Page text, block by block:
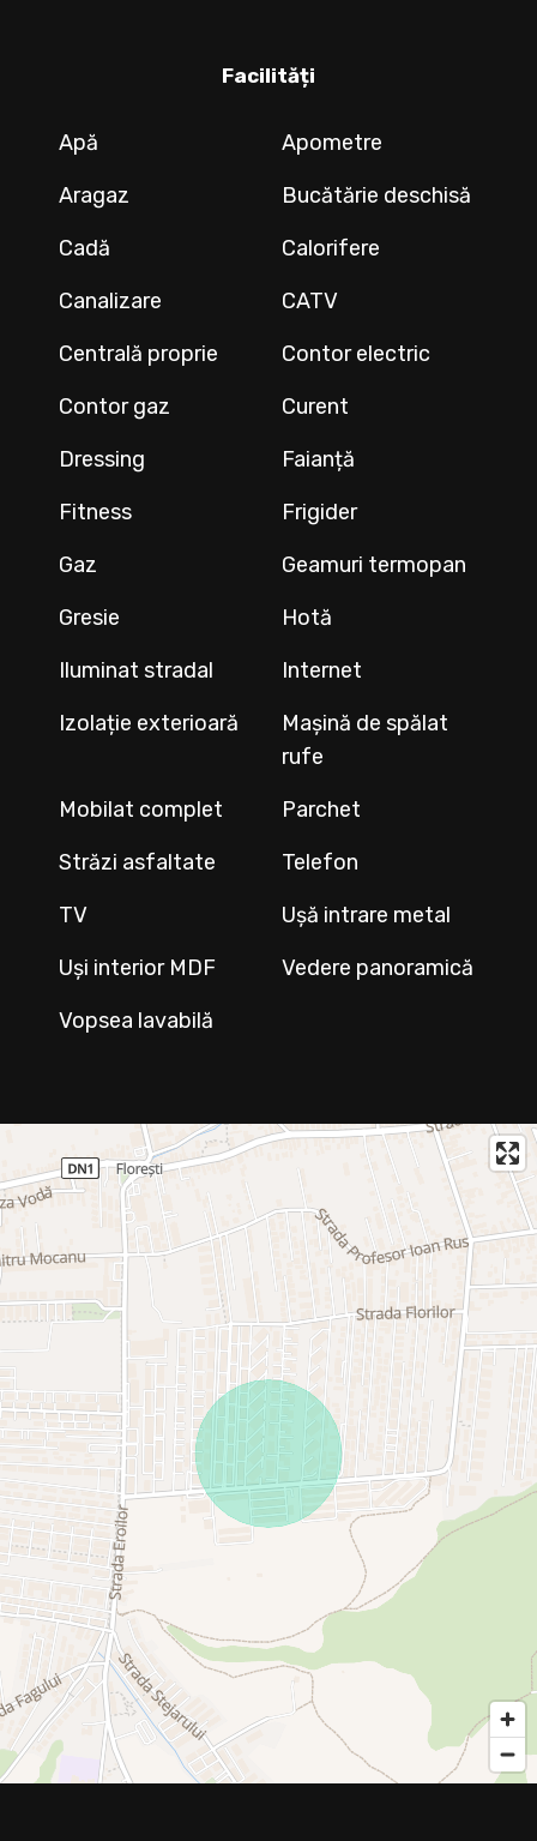
Facilități
Apă
Apometre
Aragaz
Bucătărie deschisă
Cadă
Calorifere
Canalizare
CATV
Centrală proprie
Contor electric
Contor gaz
Curent
Dressing
Faianță
Fitness
Frigider
Gaz
Geamuri termopan
Gresie
Hotă
Iluminat stradal
Internet
Izolație exterioară
Mașină de spălat
rufe
Mobilat complet
Parchet
Străzi asfaltate
Telefon
TV
Ușă intrare metal
Uși interior MDF
Vedere panoramică
Vopsea lavabilă